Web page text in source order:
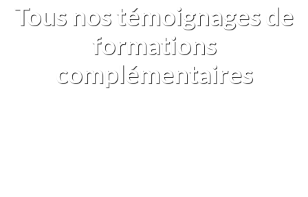
Tous nos témoignages de
formations
complémentaires